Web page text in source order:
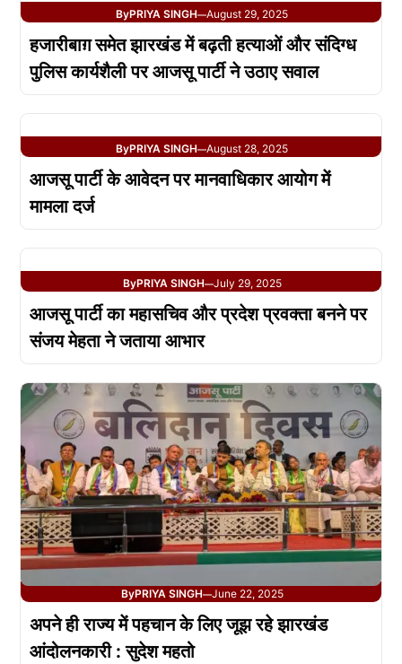
ByPRIYA SINGH—August 29, 2025
हजारीबाग़ समेत झारखंड में बढ़ती हत्याओं और संदिग्ध
पुलिस कार्यशैली पर आजसू पार्टी ने उठाए सवाल
ByPRIYA SINGH—August 28, 2025
आजसू पार्टी के आवेदन पर मानवाधिकार आयोग में
मामला दर्ज
ByPRIYA SINGH—July 29, 2025
आजसू पार्टी का महासचिव और प्रदेश प्रवक्ता बनने पर
संजय मेहता ने जताया आभार
ByPRIYA SINGH—June 22, 2025
अपने ही राज्य में पहचान के लिए जूझ रहे झारखंड
आंदोलनकारी : सुदेश महतो